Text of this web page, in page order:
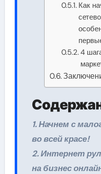
Как
4
1. Начнем с
во всей красе!
2. Интернет
на бизнес